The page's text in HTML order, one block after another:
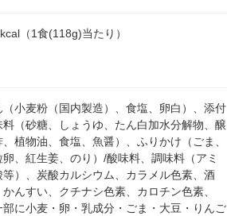
（1食(118g)当たり）
（小麦粉（国内製造）、食塩、卵白）、添付
料（砂糖、しょうゆ、たん白加水分解物、醸
、植物油、食塩、魚醤）、ふりかけ（ごま、
卵、紅生姜、のり）/酸味料、調味料（アミ
等）、炭酸カルシウム、カラメル色素、酒
かんすい、クチナシ色素、カロチン色素、
部に小麦・卵・乳成分・ごま・大豆・りんご